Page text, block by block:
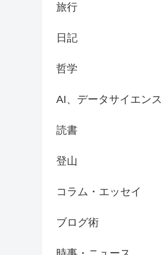
旅行
日記
哲学
AI、データサイエンス
読書
登山
コラム・エッセイ
ブログ術